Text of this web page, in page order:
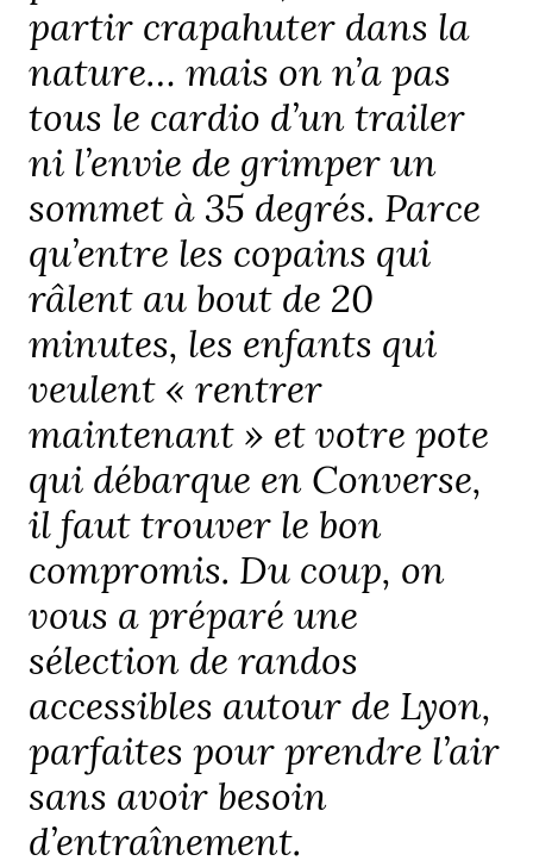
partir crapahuter dans la
nature… mais on n’a pas
tous le cardio d’un trailer
ni l’envie de grimper un
sommet à 35 degrés. Parce
qu’entre les copains qui
râlent au bout de 20
minutes, les enfants qui
veulent « rentrer
maintenant » et votre pote
qui débarque en Converse,
il faut trouver le bon
compromis. Du coup, on
vous a préparé une
sélection de randos
accessibles autour de Lyon,
parfaites pour prendre l’air
sans avoir besoin
d’entraînement.